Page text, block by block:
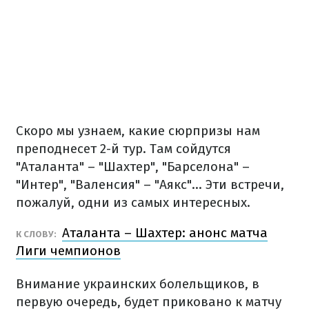
Скоро мы узнаем, какие сюрпризы нам
преподнесет 2-й тур. Там сойдутся
"Аталанта" – "Шахтер", "Барселона" –
"Интер", "Валенсия" – "Аякс"... Эти встречи,
пожалуй, одни из самых интересных.
К СЛОВУ: Аталанта – Шахтер: анонс матча
Лиги чемпионов
Внимание украинских болельщиков, в
первую очередь, будет приковано к матчу